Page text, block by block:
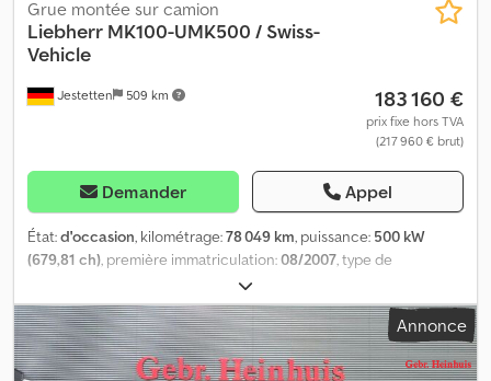
Jestetten 509 km
Grue montée sur camion
Liebherr MK100-UMK500 / Swiss-
Vehicle
183 160 €
prix fixe hors TVA
(217 960 € brut)
Demander Appel
État:d'occasion, kilométrage:78 049 km, puissance: 500 kW
(679,81 ch) , première immatriculation:08/2007 , type de
60 000 kg
385/95 R22.50, configuration d'essieux:10x8, prochaine
inspection (TÜV):08/2022, cabine conducteur:cabine courte,
type d'engrenage:automatique, suspension:acier, nombre de
sièges:2, longueur totale:16 650 mm, largeur totale:25 500 mm,
Annonce